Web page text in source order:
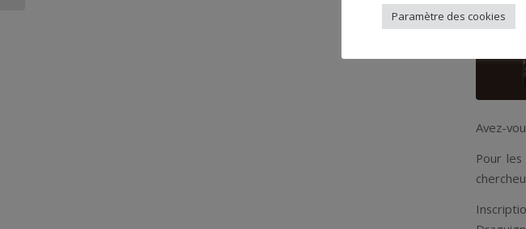
Avez-
Pour
Paramètre des cookies